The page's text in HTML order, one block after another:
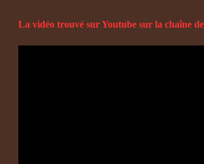
La vidéo trouvé sur Youtube sur la chaîne de